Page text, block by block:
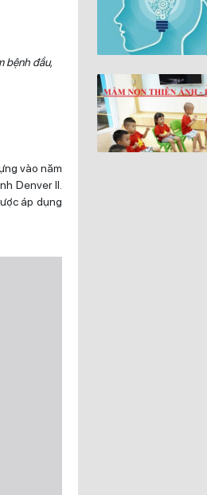
bệnh đầu,
vào năm
Denver II.
áp dụng